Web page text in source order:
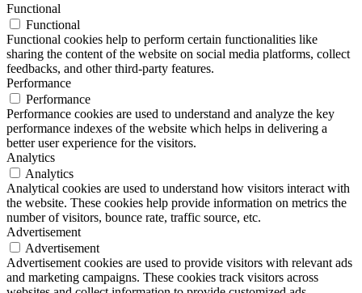
Functional
Functional
Functional cookies help to perform certain functionalities like
sharing the content of the website on social media platforms, collect
feedbacks, and other third-party features.
Performance
Performance
Performance cookies are used to understand and analyze the key
performance indexes of the website which helps in delivering a
better user experience for the visitors.
Analytics
Analytics
Analytical cookies are used to understand how visitors interact with
the website. These cookies help provide information on metrics the
number of visitors, bounce rate, traffic source, etc.
Advertisement
Advertisement
Advertisement cookies are used to provide visitors with relevant ads
and marketing campaigns. These cookies track visitors across